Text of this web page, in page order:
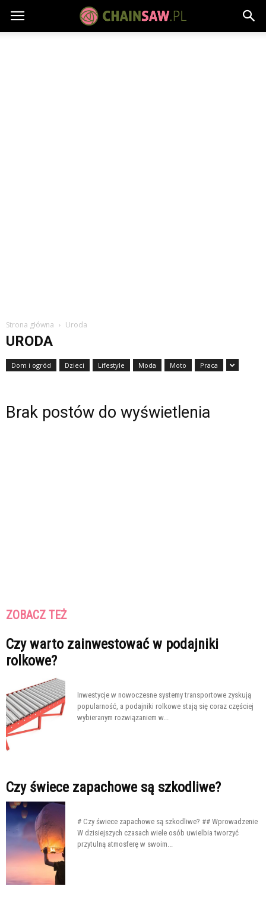
Strona główna Uroda
URODA
Dom i ogród Dzieci Lifestyle Moda Moto Praca
Brak postów do wyświetlenia
ZOBACZ TEŻ
Czy warto zainwestować w podajniki
rolkowe?
Inwestycje w nowoczesne systemy transportowe zyskują
popularność, a podajniki rolkowe stają się coraz częściej
wybieranym rozwiązaniem w...
Czy świece zapachowe są szkodliwe?
# Czy świece zapachowe są szkodliwe? ## Wprowadzenie
W dzisiejszych czasach wiele osób uwielbia tworzyć
przytulną atmosferę w swoim...